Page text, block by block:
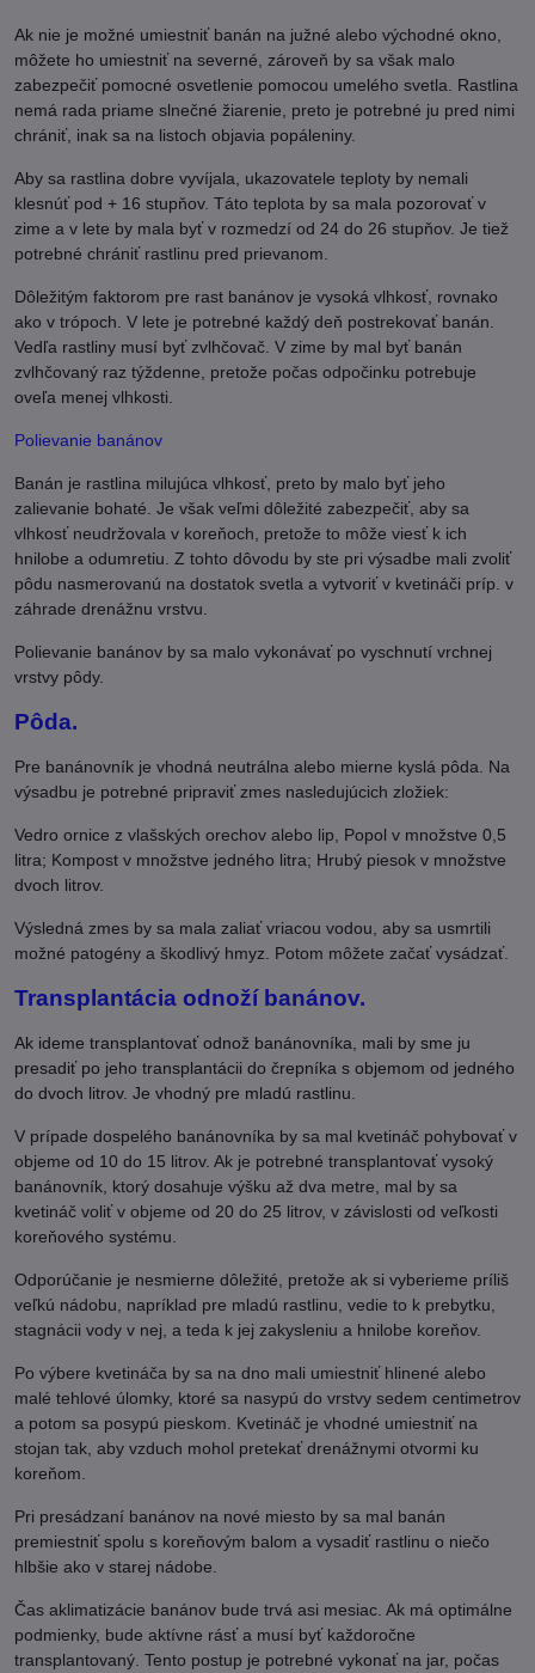
Ak nie je možné umiestniť banán na južné alebo východné okno,
môžete ho umiestniť na severné, zároveň by sa však malo
zabezpečiť pomocné osvetlenie pomocou umelého svetla. Rastlina
nemá rada priame slnečné žiarenie, preto je potrebné ju pred nimi
chrániť, inak sa na listoch objavia popáleniny.
Aby sa rastlina dobre vyvíjala, ukazovatele teploty by nemali
klesnúť pod + 16 stupňov. Táto teplota by sa mala pozorovať v
zime a v lete by mala byť v rozmedzí od 24 do 26 stupňov. Je tiež
potrebné chrániť rastlinu pred prievanom.
Dôležitým faktorom pre rast banánov je vysoká vlhkosť, rovnako
ako v trópoch. V lete je potrebné každý deň postrekovať banán.
Vedľa rastliny musí byť zvlhčovač. V zime by mal byť banán
zvlhčovaný raz týždenne, pretože počas odpočinku potrebuje
oveľa menej vlhkosti.
Polievanie banánov
Banán je rastlina milujúca vlhkosť, preto by malo byť jeho
zalievanie bohaté. Je však veľmi dôležité zabezpečiť, aby sa
vlhkosť neudržovala v koreňoch, pretože to môže viesť k ich
hnilobe a odumretiu. Z tohto dôvodu by ste pri výsadbe mali zvoliť
pôdu nasmerovanú na dostatok svetla a vytvoriť v kvetináči príp. v
záhrade drenážnu vrstvu.
Polievanie banánov by sa malo vykonávať po vyschnutí vrchnej
vrstvy pôdy.
Pôda.
Pre banánovník je vhodná neutrálna alebo mierne kyslá pôda. Na
výsadbu je potrebné pripraviť zmes nasledujúcich zložiek:
Vedro ornice z vlašských orechov alebo lip, Popol v množstve 0,5
litra; Kompost v množstve jedného litra; Hrubý piesok v množstve
dvoch litrov.
Výsledná zmes by sa mala zaliať vriacou vodou, aby sa usmrtili
možné patogény a škodlivý hmyz. Potom môžete začať vysádzať.
Transplantácia odnoží banánov.
Ak ideme transplantovať odnož banánovníka, mali by sme ju
presadiť po jeho transplantácii do črepníka s objemom od jedného
do dvoch litrov. Je vhodný pre mladú rastlinu.
V prípade dospelého banánovníka by sa mal kvetináč pohybovať v
objeme od 10 do 15 litrov. Ak je potrebné transplantovať vysoký
banánovník, ktorý dosahuje výšku až dva metre, mal by sa
kvetináč voliť v objeme od 20 do 25 litrov, v závislosti od veľkosti
koreňového systému.
Odporúčanie je nesmierne dôležité, pretože ak si vyberieme príliš
veľkú nádobu, napríklad pre mladú rastlinu, vedie to k prebytku,
stagnácii vody v nej, a teda k jej zakysleniu a hnilobe koreňov.
Po výbere kvetináča by sa na dno mali umiestniť hlinené alebo
malé tehlové úlomky, ktoré sa nasypú do vrstvy sedem centimetrov
a potom sa posypú pieskom. Kvetináč je vhodné umiestniť na
stojan tak, aby vzduch mohol pretekať drenážnymi otvormi ku
koreňom.
Pri presádzaní banánov na nové miesto by sa mal banán
premiestniť spolu s koreňovým balom a vysadiť rastlinu o niečo
hlbšie ako v starej nádobe.
Čas aklimatizácie banánov bude trvá asi mesiac. Ak má optimálne
podmienky, bude aktívne rásť a musí byť každoročne
transplantovaný. Tento postup je potrebné vykonať na jar, počas